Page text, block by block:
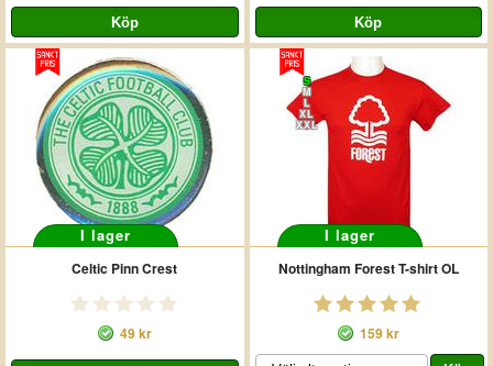
I lager
Celtic Pinn Crest
49 kr
S
M
L
XL
XXL
I lager
Nottingham Forest T-shirt OL
159 kr